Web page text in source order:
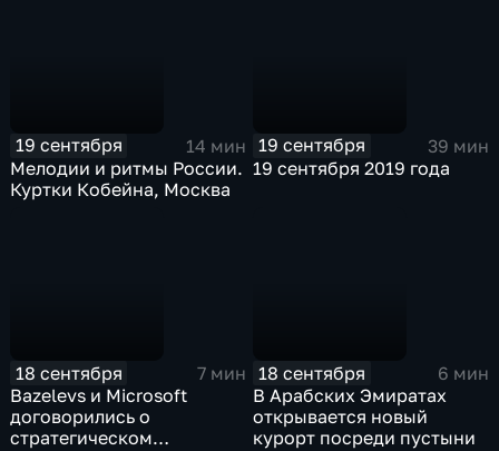
19 сентября
14 мин
Мелодии и ритмы России.
Куртки Кобейна, Москва
19 сентября
39 мин
19 сентября 2019 года
18 сентября
7 мин
Bazelevs и Microsoft
договорились о
стратегическом
18 сентября
6 мин
В Арабских Эмиратах
открывается новый
курорт посреди пустыни